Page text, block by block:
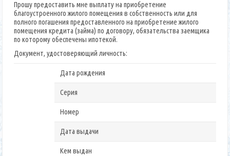
Прошу предоставить мне выплату на приобретение
благоустроенного жилого помещения в собственность или для
полного погашения предоставленного на приобретение жилого
помещения кредита (займа) по договору, обязательства заемщика
по которому обеспечены ипотекой.
Документ, удостоверяющий личность:
Дата рождения
Серия
Номер
Дата выдачи
Кем выдан